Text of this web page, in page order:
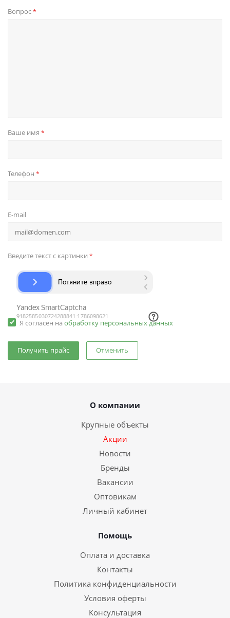
Вопрос*
Ваше имя *
Телефон *
E-mail
Введите текст с картинки *
Я согласен на обработку персональных данных
Отменить
О компании
Крупные объекты
Акции
Новости
Бренды
Вакансии
Оптовикам
Личный кабинет
Помощь
Оплата и доставка
Контакты
Политика конфиденциальности
Условия оферты
Консультация